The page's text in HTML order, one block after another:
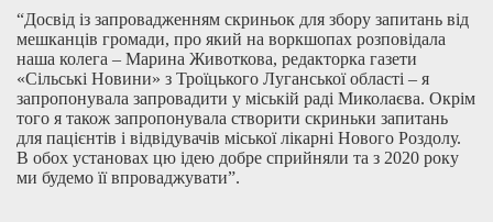
“Досвід із запровадженням скриньок для збору запитань від
мешканців громади, про який на воркшопах розповідала
наша колега – Марина Животкова, редакторка газети
«Сільські Новини» з Троїцького Луганської області – я
запропонувала запровадити у міській раді Миколаєва. Окрім
того я також запропонувала створити скриньки запитань
для пацієнтів і відвідувачів міської лікарні Нового Роздолу.
В обох установах цю ідею добре сприйняли та з 2020 року
ми будемо її впроваджувати”.